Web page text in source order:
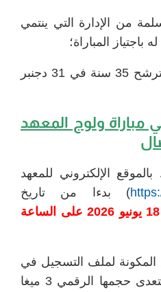
من الإدارة التي ينتمي
باجتياز المباراة؛
– ألا يتعدى سن المترشح 35 سنة في 31 دجنبر
مباراة ولوج المعهد
الإلكتروني للمعهد
) بدءا من تاريخ
18 يونيو 2026 على الساعة
المكونة لملف التسجيل في
نسخة jpeg / PDF وألا يتعدى حجمها الرقمي 3 ميغا